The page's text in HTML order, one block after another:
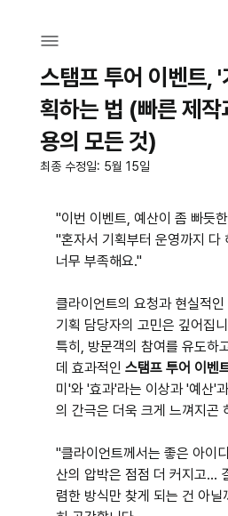
스탬프 투어 이벤트, '
획하는 법 (빠른 제작
용의 모든 것)
최종 수정일: 5월 15일
"이번 이벤트, 예산이 좀 빠듯
"혼자서 기획부터 운영까지 다
너무 부족해요."
클라이언트의 요청과 현실적
기획 담당자의 고민은 깊어집
특히, 방문객의 참여를 유도하
데 효과적인 스탬프 투어 이벤
미'와 '효과'라는 이상과 '예산'
의 간극은 더욱 크게 느껴지곤
"클라이언트께서는 좋은 아이
산의 압박은 점점 더 커지고...
렴한 방식만 찾게 되는 건 아